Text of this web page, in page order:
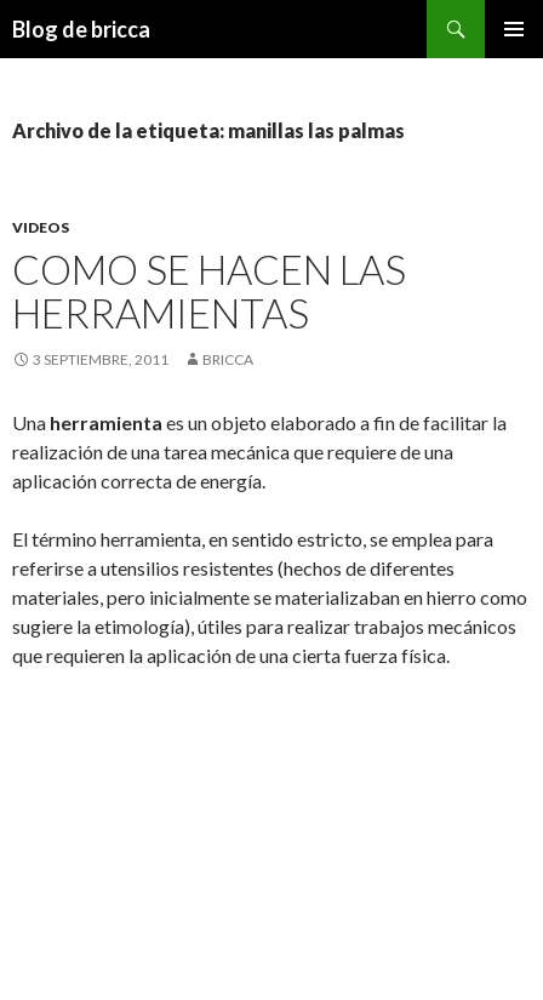
Blog de bricca
Archivo de la etiqueta: manillas las palmas
VIDEOS
COMO SE HACEN LAS
HERRAMIENTAS
3 SEPTIEMBRE, 2011 BRICCA
Una herramienta es un objeto elaborado a fin de facilitar la
realización de una tarea mecánica que requiere de una
aplicación correcta de energía.
El término herramienta, en sentido estricto, se emplea para
referirse a utensilios resistentes (hechos de diferentes
materiales, pero inicialmente se materializaban en hierro como
sugiere la etimología), útiles para realizar trabajos mecánicos
que requieren la aplicación de una cierta fuerza física.